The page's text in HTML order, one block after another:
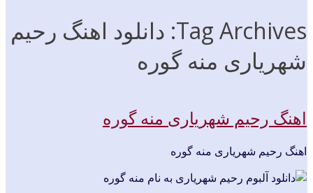
Tag Archives: دانلود اهنگ رحیم
شهریاری منه گوره
اهنگ رحیم شهریاری منه گوره
اهنگ رحیم شهریاری منه گوره